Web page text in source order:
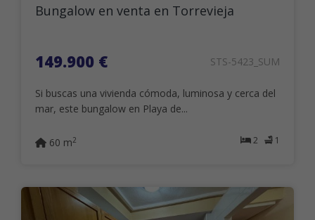
Bungalow en venta en Torrevieja
149.900 € STS-5423_SUM
Si buscas una vivienda cómoda, luminosa y cerca del
mar, este bungalow en Playa de...
2 1
60 m2